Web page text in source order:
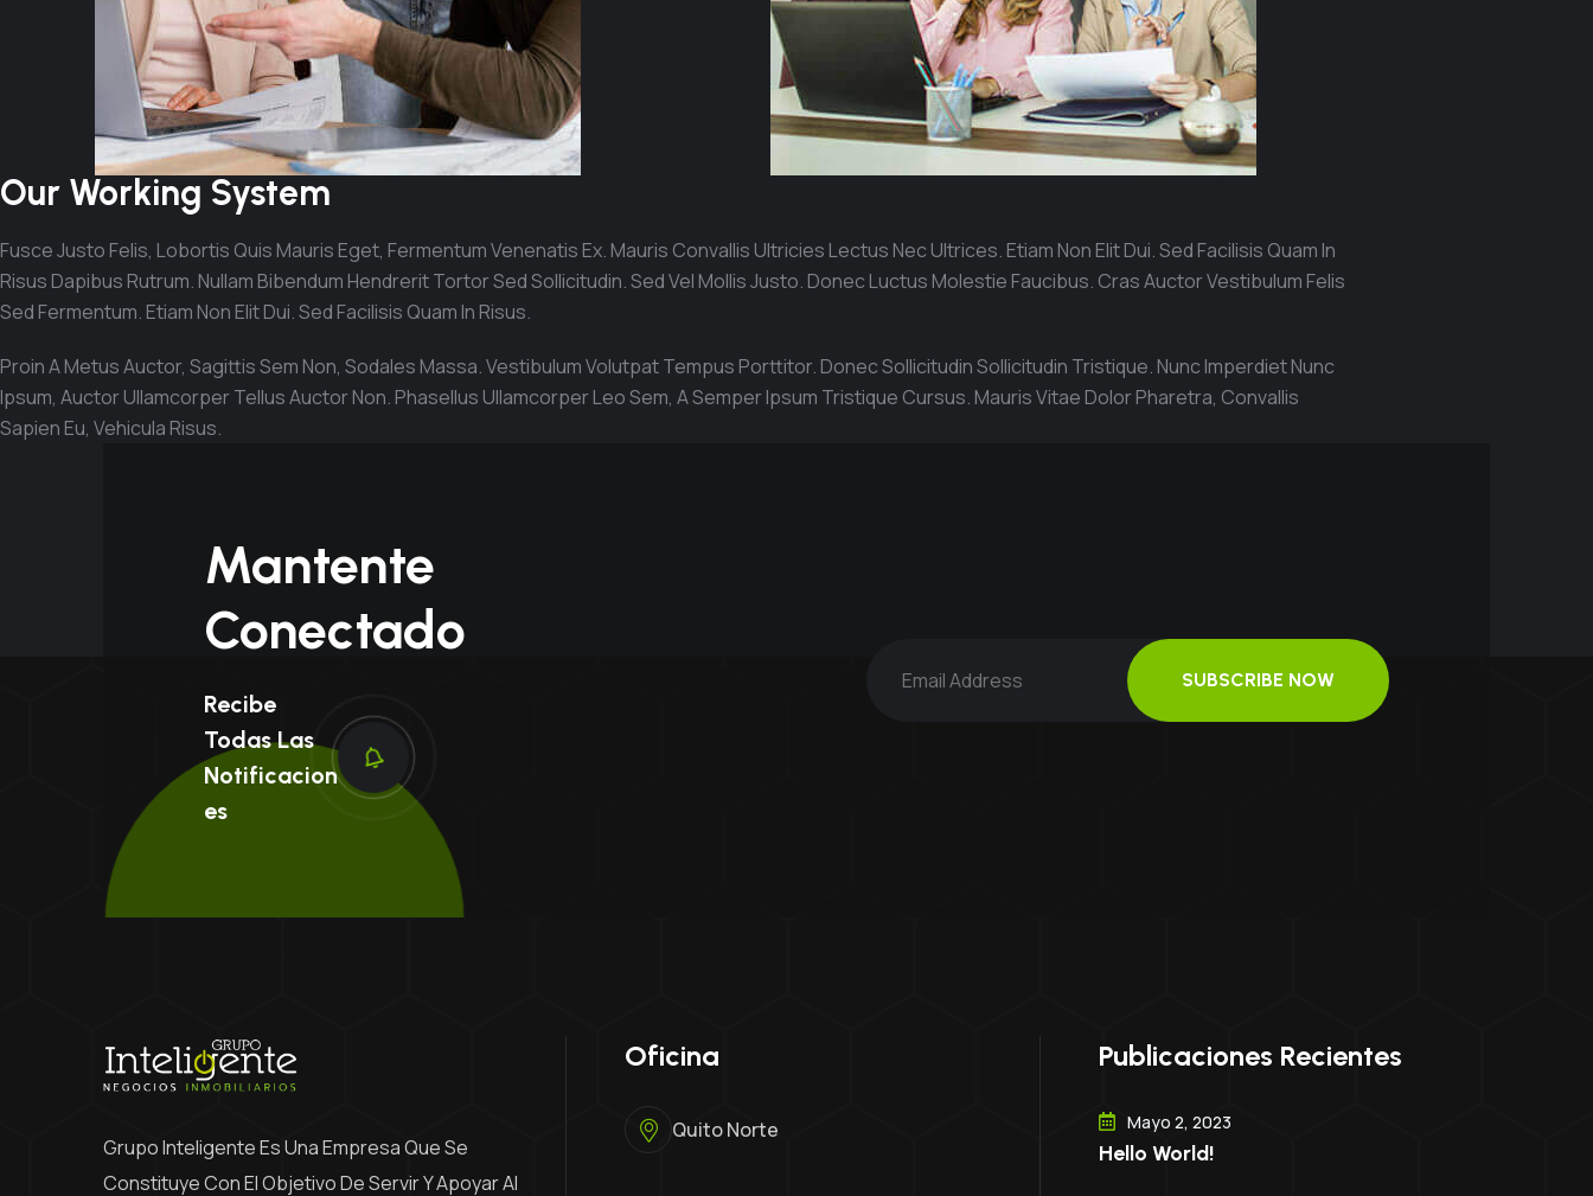
Our Working System
Fusce Justo Felis, Lobortis Quis Mauris Eget, Fermentum Venenatis Ex. Mauris Convallis Ultricies Lectus Nec Ultrices. Etiam Non Elit Dui. Sed Facilisis Quam In
Risus Dapibus Rutrum. Nullam Bibendum Hendrerit Tortor Sed Sollicitudin. Sed Vel Mollis Justo. Donec Luctus Molestie Faucibus. Cras Auctor Vestibulum Felis
Sed Fermentum. Etiam Non Elit Dui. Sed Facilisis Quam In Risus.
Proin A Metus Auctor, Sagittis Sem Non, Sodales Massa. Vestibulum Volutpat Tempus Porttitor. Donec Sollicitudin Sollicitudin Tristique. Nunc Imperdiet Nunc
Ipsum, Auctor Ullamcorper Tellus Auctor Non. Phasellus Ullamcorper Leo Sem, A Semper Ipsum Tristique Cursus. Mauris Vitae Dolor Pharetra, Convallis
Sapien Eu, Vehicula Risus.
Mantente
Conectado
Recibe
Todas Las
Notificacion
Es
SUBSCRIBE NOW
Grupo Inteligente Es Una Empresa Que Se
Constituye Con El Objetivo De Servir Y Apoyar Al
Oficina
Quito Norte
Publicaciones Recientes
Mayo 2, 2023
Hello World!